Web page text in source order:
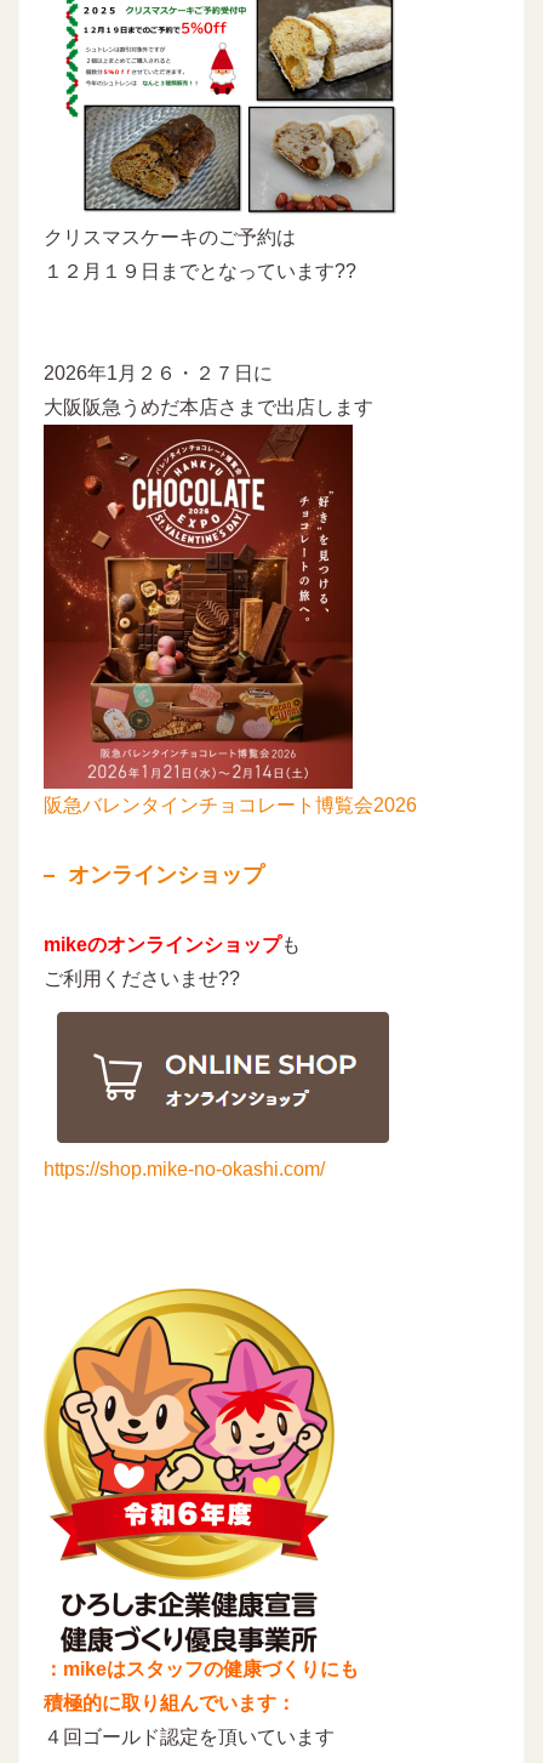
クリスマスケーキのご予約は
１２月１９日までとなっています??
2026年1月２６・２７日に
大阪阪急うめだ本店さまで出店します
阪急バレンタインチョコレート博覧会2026
オンラインショップ
mikeのオンラインショップも
ご利用くださいませ??
https://shop.mike-no-okashi.com/
：mikeはスタッフの健康づくりにも
積極的に取り組んでいます：
４回ゴールド認定を頂いています